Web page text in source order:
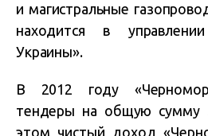
и магистральные
находится в
Украины».
В 2012 году
тендеры на общую сумму
этом чистый доход